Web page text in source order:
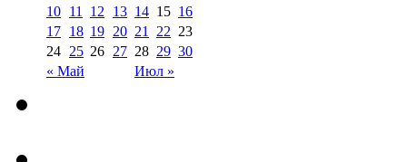
« Май Июл »
10 11 12 13 14 15 16
17 18 19 20 21 22 23
24 25 26 27 28 29 30